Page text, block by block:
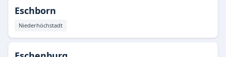
Eschborn
Niederhöchstadt